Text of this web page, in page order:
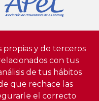
propias y de terceros
con tus
de tus hábitos
que rechace las
el correcto